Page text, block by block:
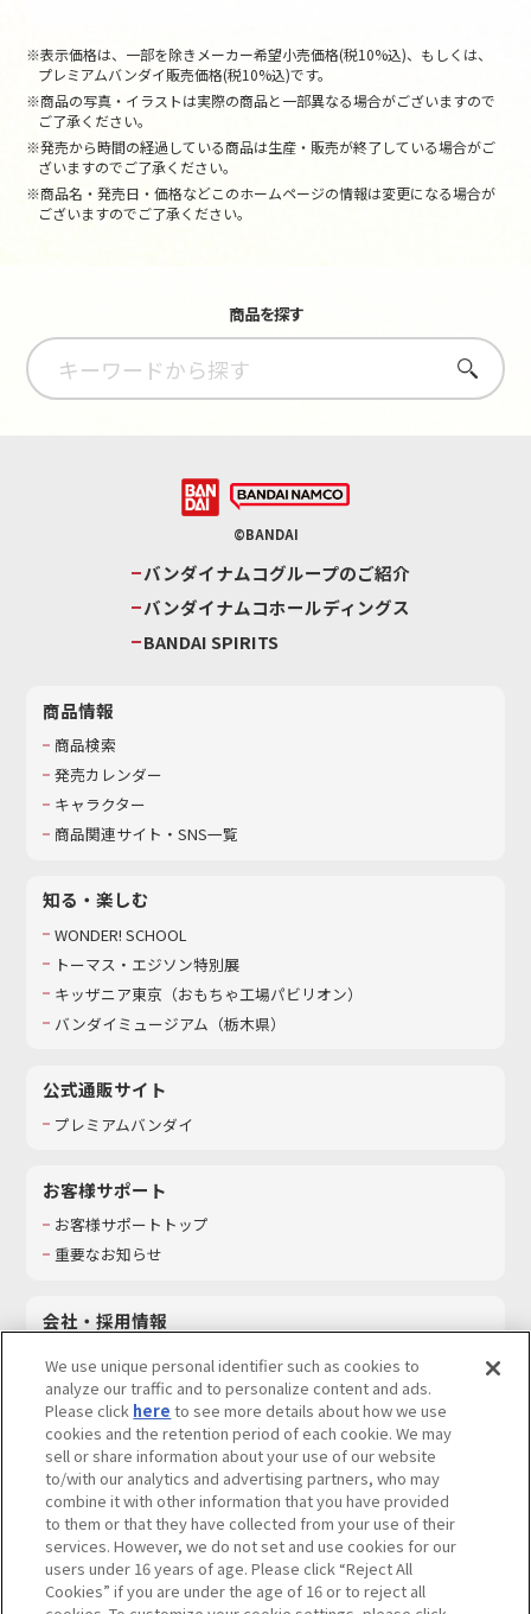
※表示価格は、一部を除きメーカー希望小売価格(税10%込)、もしくは、
プレミアムバンダイ販売価格(税10%込)です。
※商品の写真・イラストは実際の商品と一部異なる場合がございますので
ご了承ください。
※発売から時間の経過している商品は生産・販売が終了している場合がご
ざいますのでご了承ください。
※商品名・発売日・価格などこのホームページの情報は変更になる場合が
ございますのでご了承ください。
商品を探す
さがす
©BANDAI
バンダイナムコグループのご紹介
バンダイナムコホールディングス
BANDAI SPIRITS
商品情報
商品検索
発売カレンダー
キャラクター
商品関連サイト・SNS一覧
知る・楽しむ
WONDER! SCHOOL
トーマス・エジソン特別展
キッザニア東京（おもちゃ工場パビリオン）​
バンダイミュージアム（栃木県）
公式通販サイト
プレミアムバンダイ
お客様サポート
お客様サポートトップ
重要なお知らせ
会社・採用情報
採用情報
サステナビリティ
お問い合わせ
ウェブサイトご利用条件 ソーシャルメディアポリシー
個人情報及び特定個人情報等の取り扱いに関する保護方針
We use unique personal identifier such as cookies to
analyze our traffic and to personalize content and ads.
Please click here to see more details about how we use
cookies and the retention period of each cookie. We may
sell or share information about your use of our website
to/with our analytics and advertising partners, who may
combine it with other information that you have provided
to them or that they have collected from your use of their
services. However, we do not set and use cookies for our
users under 16 years of age. Please click “Reject All
Cookies” if you are under the age of 16 or to reject all